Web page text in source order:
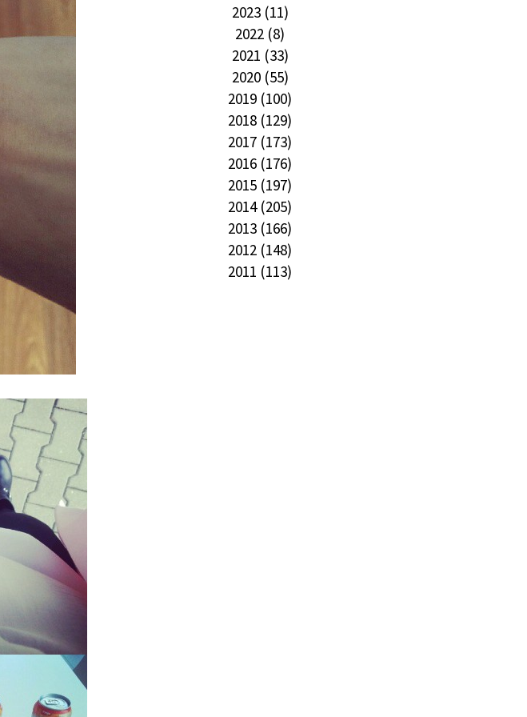
2023 (11)
2022 (8)
2021 (33)
2020 (55)
2019 (100)
2018 (129)
2017 (173)
2016 (176)
2015 (197)
2014 (205)
2013 (166)
2012 (148)
2011 (113)